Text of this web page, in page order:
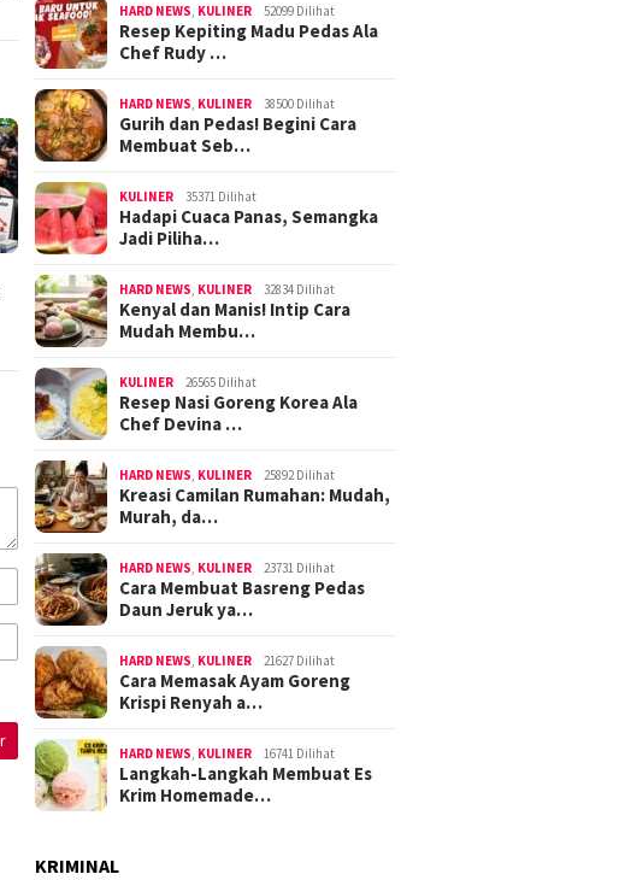
HARD NEWS KULINER 52099 Dilihat
Resep Kepiting Madu Pedas Ala
Chef Rudy …
HARD NEWS KULINER 38500 Dilihat
Gurih dan Pedas! Begini Cara
Membuat Seb…
KULINER 35371 Dilihat
Hadapi Cuaca Panas, Semangka
Jadi Piliha…
HARD NEWS KULINER 32834 Dilihat
Kenyal dan Manis! Intip Cara
Mudah Membu…
KULINER 26565 Dilihat
Resep Nasi Goreng Korea Ala
Chef Devina …
HARD NEWS KULINER 25892 Dilihat
Kreasi Camilan Rumahan: Mudah,
Murah, da…
HARD NEWS KULINER 23731 Dilihat
Cara Membuat Basreng Pedas
Daun Jeruk ya…
HARD NEWS KULINER 21627 Dilihat
Cara Memasak Ayam Goreng
Krispi Renyah a…
HARD NEWS KULINER 16741 Dilihat
Langkah-Langkah Membuat Es
Krim Homemade…
KRIMINAL